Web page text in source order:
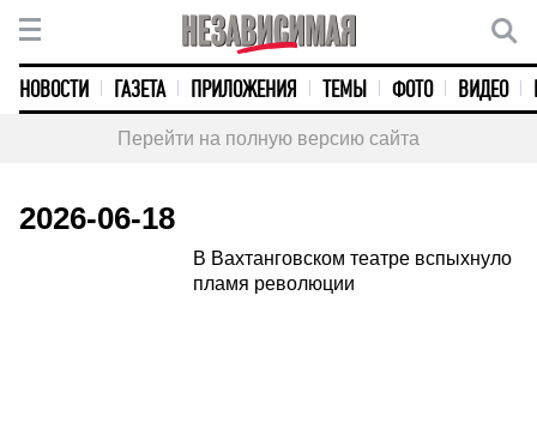
НОВОСТИ ГАЗЕТА ПРИЛОЖЕНИЯ ТЕМЫ ФОТО ВИДЕО
Перейти на полную версию сайта
2026-06-18
В Вахтанговском театре вспыхнуло
пламя революции